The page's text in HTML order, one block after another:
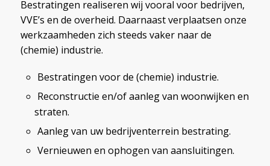
Bestratingen realiseren wij vooral voor bedrijven,
VVE’s en de overheid. Daarnaast verplaatsen onze
werkzaamheden zich steeds vaker naar de
(chemie) industrie.
Bestratingen voor de (chemie) industrie.
Reconstructie en/of aanleg van woonwijken en
straten.
Aanleg van uw bedrijventerrein bestrating.
Vernieuwen en ophogen van aansluitingen.